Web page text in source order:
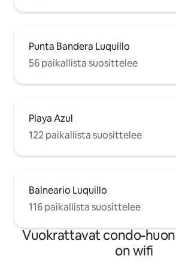
Punta Bandera Luquillo
56 paikallista suosittelee
Playa Azul
122 paikallista suosittelee
Balneario Luquillo
116 paikallista suosittelee
Vuokrattavat condo-
on wifi